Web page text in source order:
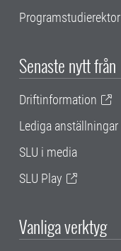
Programstudierektor
Senaste nytt från
Driftinformation
Lediga anställningar
SLU i media
SLU Play
Vanliga verktyg